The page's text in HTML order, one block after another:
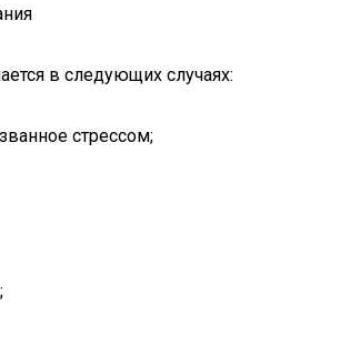
в следующих случаях:
стрессом;